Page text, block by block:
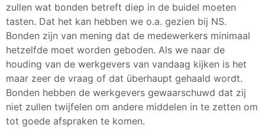
zullen wat bonden betreft diep in de buidel moeten
tasten. Dat het kan hebben we o.a. gezien bij NS.
Bonden zijn van mening dat de medewerkers minimaal
hetzelfde moet worden geboden. Als we naar de
houding van de werkgevers van vandaag kijken is het
maar zeer de vraag of dat überhaupt gehaald wordt.
Bonden hebben de werkgevers gewaarschuwd dat zij
niet zullen twijfelen om andere middelen in te zetten om
tot goede afspraken te komen.